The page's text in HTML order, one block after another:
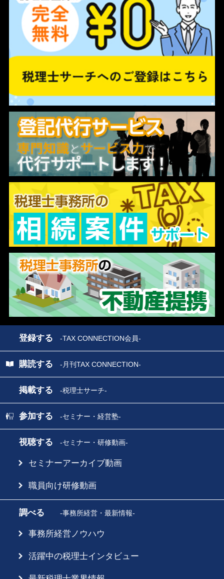
登録する -TAX CONNECTION会員-
購読する -月刊TAX CONNECTION-
掲載する -税理士サーチ-
参加する -セミナー・経営塾-
視聴する -セミナー・研修動画-
セミナーアーカイブ動画
職員向け研修動画
調べる -事務所経営・最新情報-
事務所経営ノウハウ
活躍中の税理士インタビュー